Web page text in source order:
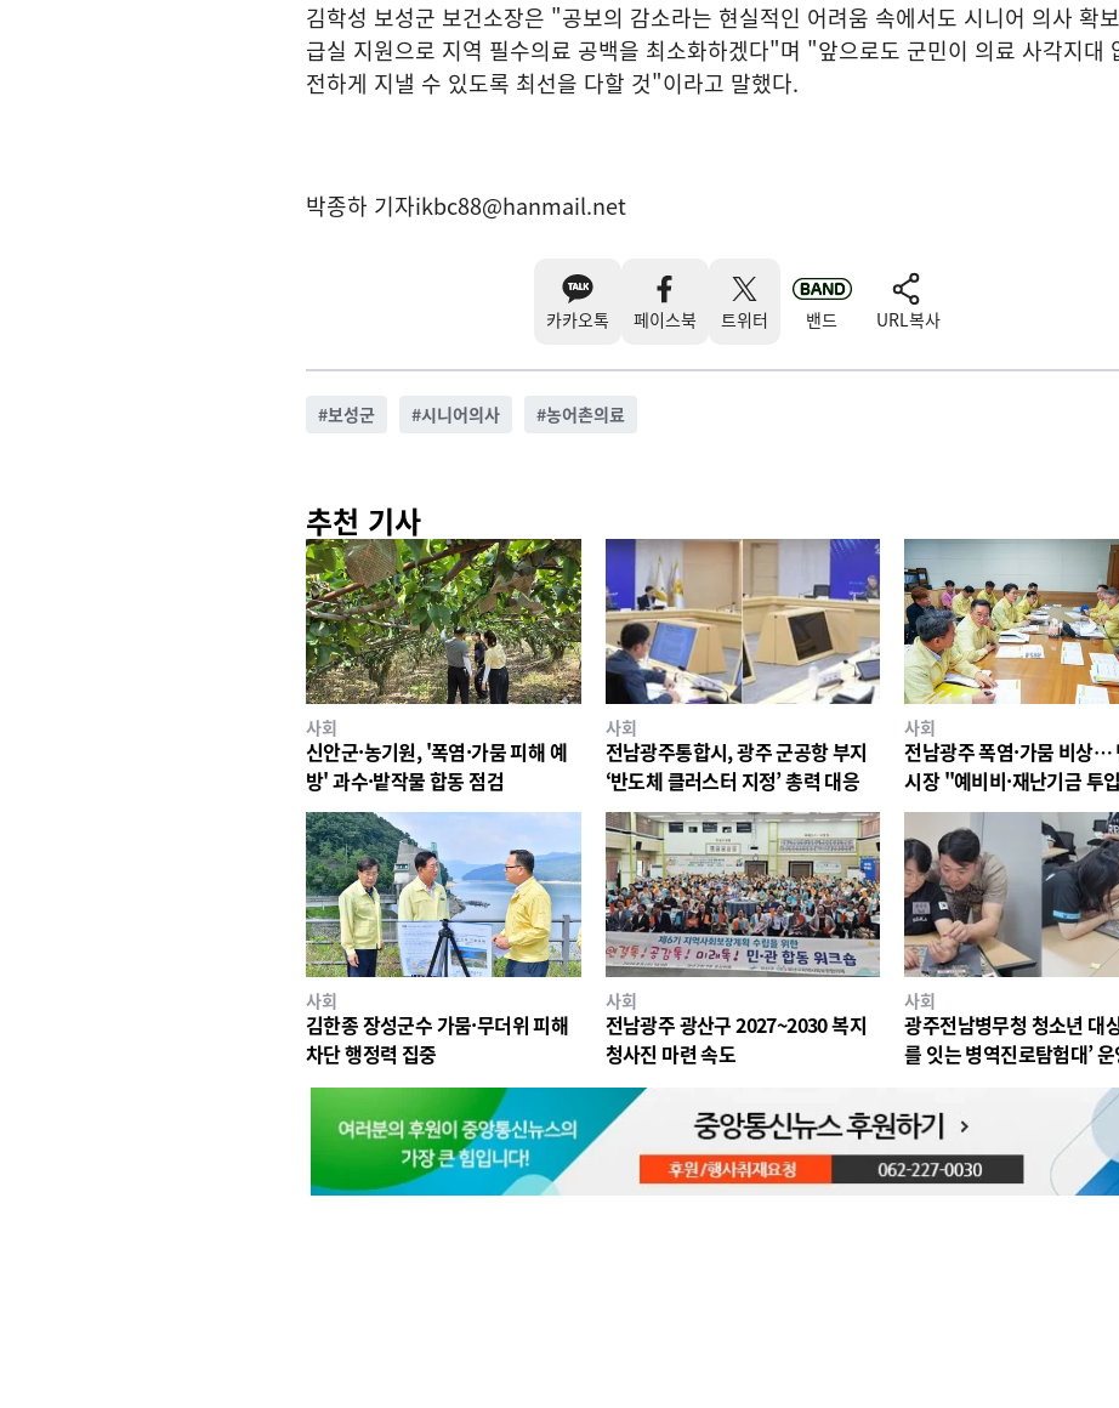
김학성 보성군 보건소장은 "공보의 감소라는 현실적인 어려움 속에서도 시니어 의사 확
급실 지원으로 지역 필수의료 공백을 최소화하겠다"며 "앞으로도 군민이 의료 사각지대
전하게 지낼 수 있도록 최선을 다할 것"이라고 말했다.
박종하 기자ikbc88@hanmail.net
카카오톡 페이스북 트위터 밴드 URL복사
#보성군 #시니어의사 #농어촌의료
추천 기사
사회
신안군·농기원, '폭염·가뭄 피해 예
방' 과수·밭작물 합동 점검
사회
전남광주통합시, 광주 군공항 부지
‘반도체 클러스터 지정’ 총력 대응
사회
전남광주 폭염·가뭄 비상…
시장 "예비비·재난기금 투
대응"
사회
김한종 장성군수 가뭄·무더위 피해
차단 행정력 집중
사회
전남광주 광산구 2027~2030 복지
청사진 마련 속도
사회
광주전남병무청 청소년 대
를 잇는 병역진로탐험대’ 운